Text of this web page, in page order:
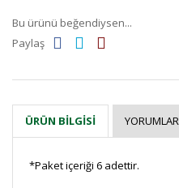
Bu ürünü beğendiysen...
Paylaş
ÜRÜN BILGISI YORUMLAR
*Paket içeriği 6 adettir.